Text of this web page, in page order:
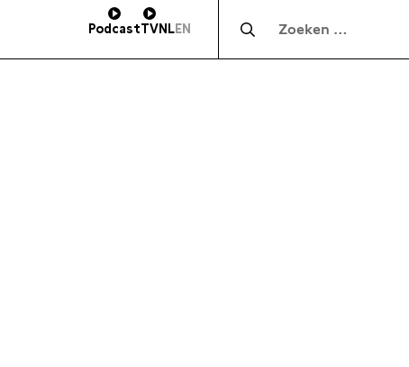
PodcastTVNLEN